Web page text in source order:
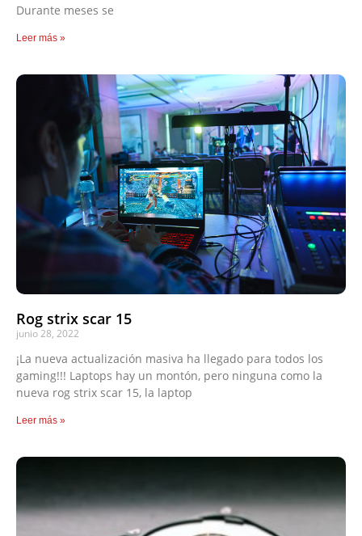
Durante meses se
Leer más »
Rog strix scar 15
junio 28, 2022
¡La nueva actualización masiva ha llegado para todos los
gaming!!! Laptops hay un montón, pero ninguna como la
nueva rog strix scar 15, la laptop
Leer más »